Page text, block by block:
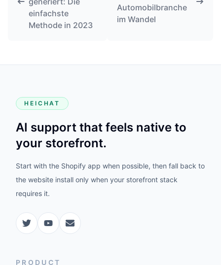
einfachste
Methode in 2023
Automobilbranche
im Wandel
HEICHAT
AI support that feels native to
your storefront.
Start with the Shopify app when possible, then fall back to
the website install only when your storefront stack
requires it.
PRODUCT